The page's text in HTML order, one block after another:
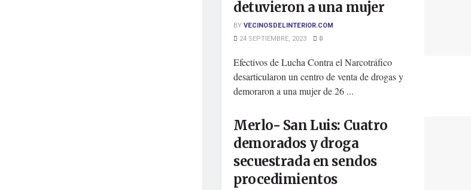
detuvieron a una mujer
BYVECINOSDELINTERIOR.COM
24 SEPTIEMBRE, 2023
0
Efectivos de Lucha Contra el Narcotráfico
desarticularon un centro de venta de drogas y
demoraron a una mujer de 26 ...
Merlo- San Luis: Cuatro
demorados y droga
secuestrada en sendos
procedimientos